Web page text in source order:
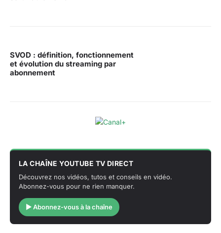
SVOD : définition, fonctionnement
et évolution du streaming par
abonnement
LA CHAÎNE YOUTUBE TV DIRECT
Découvrez nos vidéos, tutos et conseils en vidéo.
Abonnez-vous pour ne rien manquer.
▶ Abonnez-vous à la chaîne